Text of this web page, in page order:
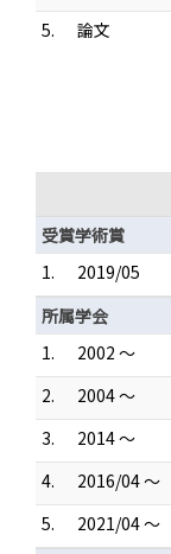
5.
論文
受賞学術賞
1.
2019/05
所属学会
1.
2002 ～
2.
2004 ～
3.
2014 ～
4.
2016/04 ～
5.
2021/04 ～